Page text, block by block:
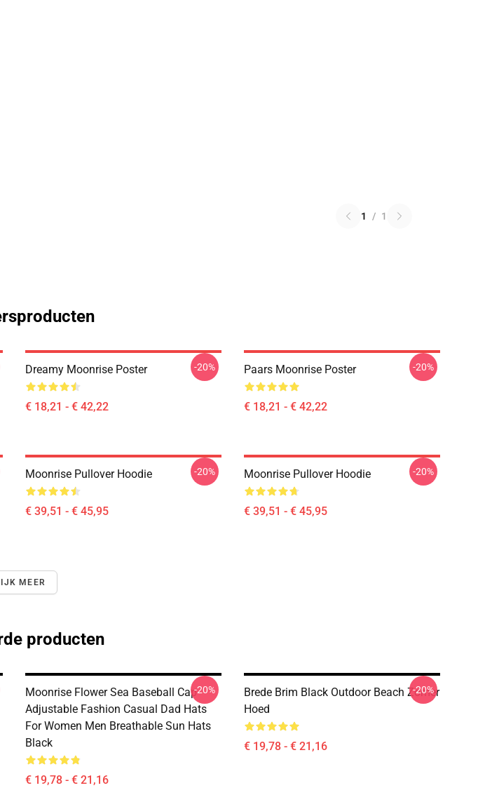
1 / 1
Dreamy Moonrise Poster
€ 18,21 - € 42,22
-20% Paars Moonrise Poster
€ 18,21 - € 42,22
-20%
Moonrise Pullover Hoodie
€ 39,51 - € 45,95
-20% Moonrise Pullover Hoodie
€ 39,51 - € 45,95
-20%
MEER
producten
Moonrise Flower Sea Baseball Cap
Adjustable Fashion Casual Dad Hats
For Women Men Breathable Sun Hats
Black
€ 19,78 - € 21,16
-20%
Brede Brim Black Outdoor Beach Zomer
Hoed
€ 19,78 - € 21,16
-20%